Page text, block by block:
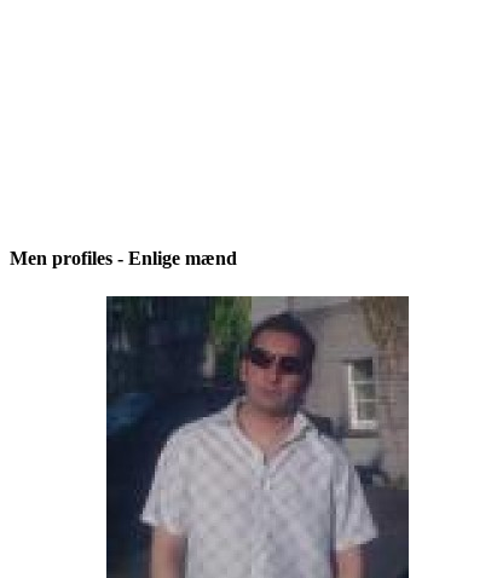
Men profiles - Enlige mænd